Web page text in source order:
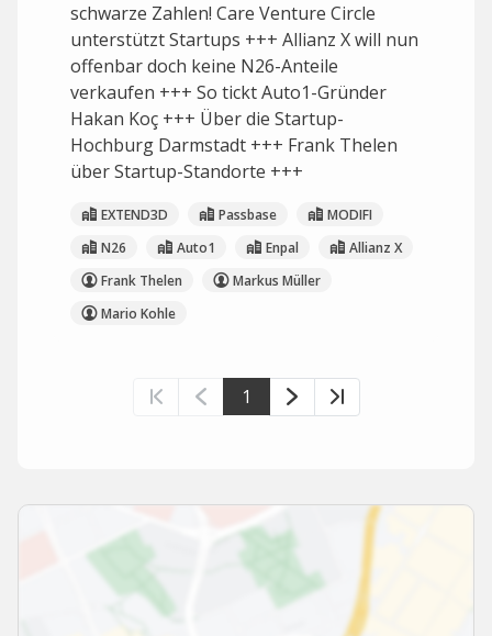
schwarze Zahlen! Care Venture Circle
unterstützt Startups +++ Allianz X will nun
offenbar doch keine N26-Anteile
verkaufen +++ So tickt Auto1-Gründer
Hakan Koç +++ Über die Startup-
Hochburg Darmstadt +++ Frank Thelen
über Startup-Standorte +++
EXTEND3D Passbase
MODIFI
N26
Auto1 Enpal
Allianz X
Frank Thelen
Markus Müller
Mario Kohle
1